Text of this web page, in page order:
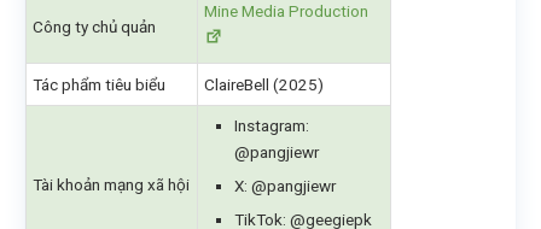
Công ty chủ quản
Mine Media Production
Tác phẩm tiêu biểu ClaireBell (2025)
Tài khoản mạng xã hội
Instagram:
@pangjiewr
X: @pangjiewr
TikTok: @geegiepk